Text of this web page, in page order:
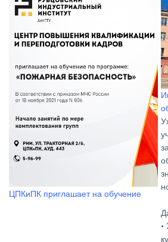
Информация по заселению в
Уже совсем скоро начнется новый
учебный год, а значит, настало время
заселения в студенческое
общежитие! Приготовьтесь к новым
новым стенам!